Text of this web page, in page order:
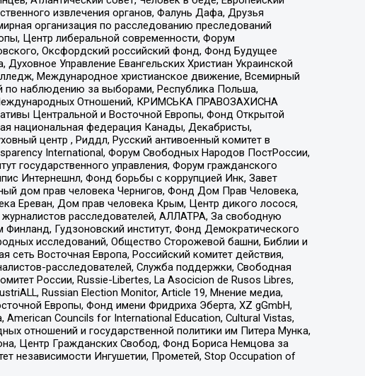
извлечения органов, Фалунь Дафа, Друзья
организация по расследованию преследований
Центр либеральной современности, Форум
Оксфордский российский фонд, Фонд Будущее
Управление Евангельских Христиан Украинской
Международное христианское движение, Всемирный
по наблюдению за выборами, Республика Польша,
Отношений, КРИМСЬКА ПРАВОЗАХИСНА
Центральной и Восточной Европы, Фонд Открытой
национальная федерация Канады, Декабристы,
центр , Риддл, Русский антивоенный комитет в
International, Форум Свободных Народов ПостРоссии,
государственного управления, Форум гражданского
Интернешнл, Фонд борьбы с коррупцией Инк, Завет
дом прав человека Чернигов, Фонд Дом Прав Человека,
Ереван, Дом прав человека Крым, Центр дикого лосося,
расследователей, АЛЛАТРА, За свободную
Гудзоновский институт, Фонд Демократического
исследований, Общество Сторожевой башни, Библии и
сеть Восточная Европа, Российский комитет действия,
расследователей, Служба поддержки, Свободная
России, Russie-Libertes, La Asocicion de Rusos Libres,
Russian Election Monitor, Article 19, Мнение медиа,
Европы, Фонд имени Фридриха Эберта, XZ gGmbH,
Councils for International Education, Cultural Vistas,
отношений и государственной политики им Питера Мунка,
Центр Гражданских Свобод, Фонд Бориса Немцова за
независимости Ингушетии, Прометей, Stop Occupation of